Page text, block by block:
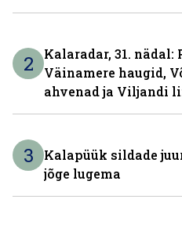
2
Kalaradar, 31. nädal:
Väinamere haugid,
ahvenad ja Viljandi
3
Kalapüük sildade
jõge lugema